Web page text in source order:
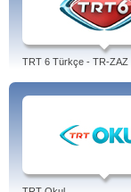
TRT 6 Türkçe - TR-ZAZ